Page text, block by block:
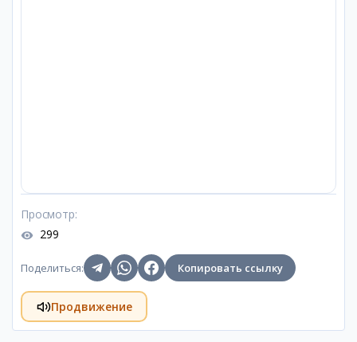
Просмотр:
299
Поделиться: Копировать ссылку
Продвижение